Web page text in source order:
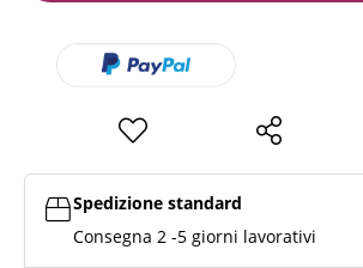
Spedizione standard
Consegna 2 -5 giorni lavorativi